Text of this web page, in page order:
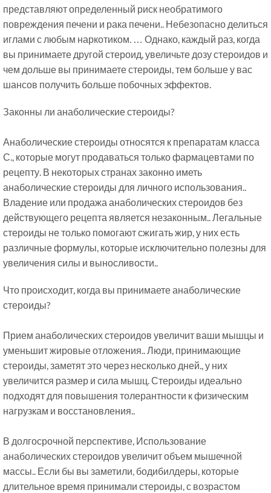
представляют определенный риск необратимого
повреждения печени и рака печени.. Небезопасно делиться
иглами с любым наркотиком. … Однако, каждый раз, когда
вы принимаете другой стероид, увеличьте дозу стероидов и
чем дольше вы принимаете стероиды, тем больше у вас
шансов получить больше побочных эффектов.
Законны ли анаболические стероиды?
Анаболические стероиды относятся к препаратам класса
С., которые могут продаваться только фармацевтами по
рецепту. В некоторых странах законно иметь
анаболические стероиды для личного использования..
Владение или продажа анаболических стероидов без
действующего рецепта является незаконным.. Легальные
стероиды не только помогают сжигать жир, у них есть
различные формулы, которые исключительно полезны для
увеличения силы и выносливости..
Что происходит, когда вы принимаете анаболические
стероиды?
Прием анаболических стероидов увеличит ваши мышцы и
уменьшит жировые отложения.. Люди, принимающие
стероиды, заметят это через несколько дней., у них
увеличится размер и сила мышц. Стероиды идеально
подходят для повышения толерантности к физическим
нагрузкам и восстановления..
В долгосрочной перспективе, Использование
анаболических стероидов увеличит объем мышечной
массы.. Если бы вы заметили, бодибилдеры, которые
длительное время принимали стероиды, с возрастом